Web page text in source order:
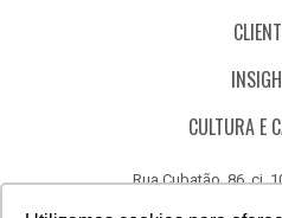
CULTURA E
Rua Cubatão, 86, cj.